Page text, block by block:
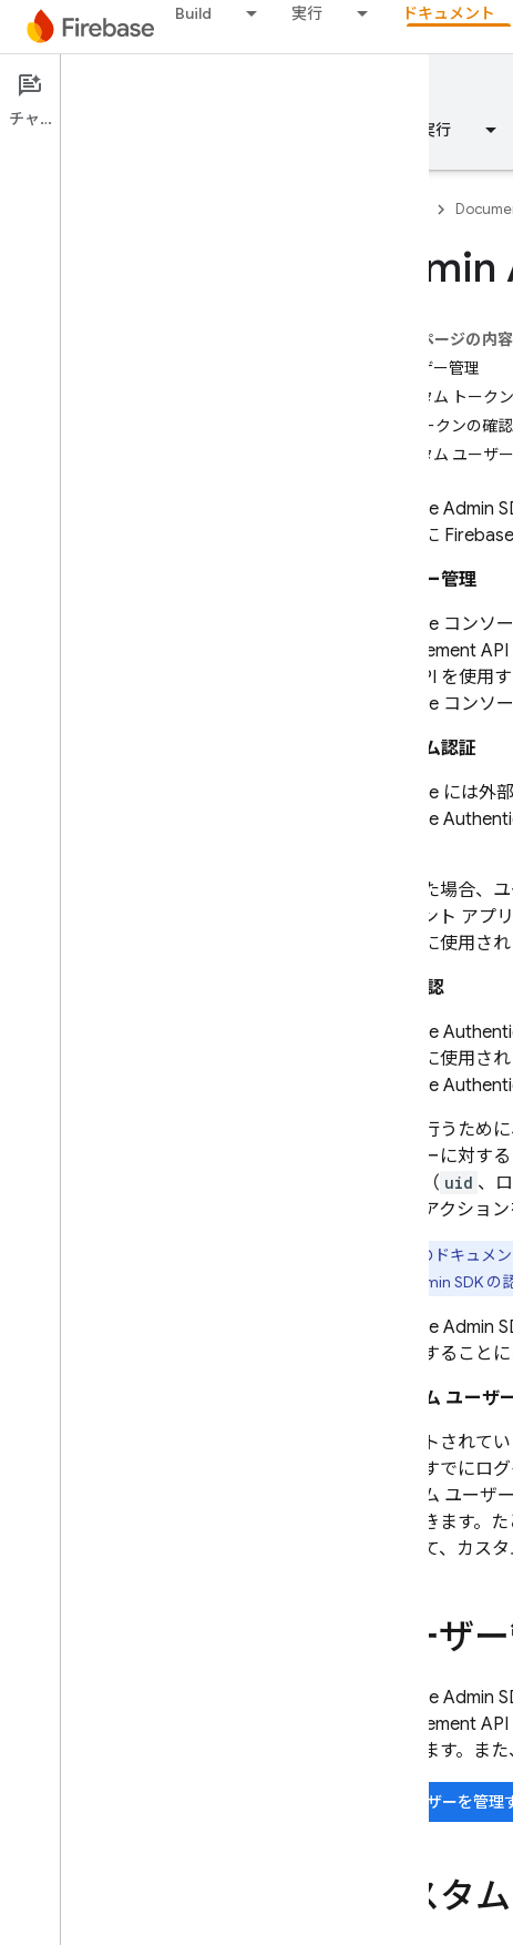
Build 実行 ドキュメント
Documentation
概要 実行
このページの内容
ユーザー管理
カスタム トーク
ID トークンの確認
カスタム ユーザ
Firebase Admin
の管理に Firebase
ユーザー管理
Firebase コンソ
Management
この API を使用
Firebase コンソ
カスタム認証
Firebase には外
Firebase
こうした場合、
ライアント アプ
の設定に使用さ
ID の確認
Firebase
る目的に使用さ
Firebase
これを行うために
サーバーに対す
レーム（ uid 、
権限でアクショ
: このドキュメ
めに Admin SDK の
Firebase Admin
を確認すること
カスタム ユーザ
サポートされて
ど）ですでにロ
カスタム ユー
実現できます。た
に対して、カス
ユーザ
Firebase Admin
Management
ができます。ま
ユーザーを管理
カスタ
チャット